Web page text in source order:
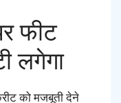
फीट
लगेगा
को मजबूती देने